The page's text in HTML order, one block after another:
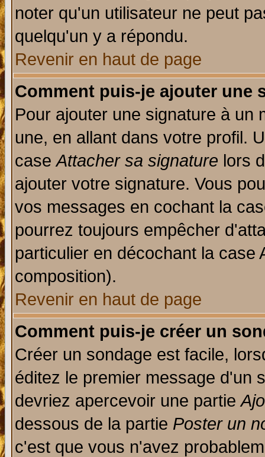
noter qu'un utilisateur ne peut
quelqu'un y a répondu.
Revenir en haut de page
Comment puis-je ajouter une
Pour ajouter une signature à un
une, en allant dans votre profil.
caseAttacher sa signature lors
ajouter votre signature. Vous
vos messages en cochant la
pourrez toujours empêcher
particulier en décochant la
composition).
Revenir en haut de page
Comment puis-je créer un
Créer un sondage est facile,
éditez le premier message d'un
devriez apercevoir une partie
dessous de la partie Poster un
c'est que vous n'avez